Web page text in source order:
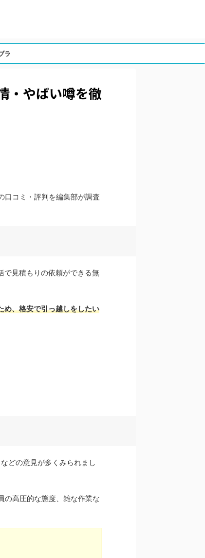
ラ
・やばい噂を徹
口コミ・評判を編集部が調査
で見積もりの依頼ができる無
め、格安で引っ越しをしたい
どの意見が多くみられまし
の高圧的な態度、雑な作業な